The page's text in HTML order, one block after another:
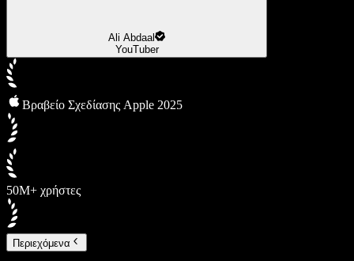
Ali Abdaal
YouTuber
Βραβείο Σχεδίασης Apple 2025
50M+ χρήστες
Περιεχόμενα